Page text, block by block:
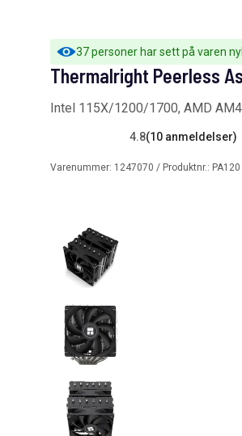
37 personer har sett på varen
Thermalright Peerless
Intel 115X/1200/1700, AMD
4.8(10 anmeldelser)
Varenummer: 1247070 / Produktnr.: